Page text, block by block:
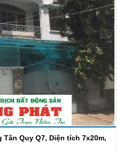
Quy Q7, Diện tích 7x20m,